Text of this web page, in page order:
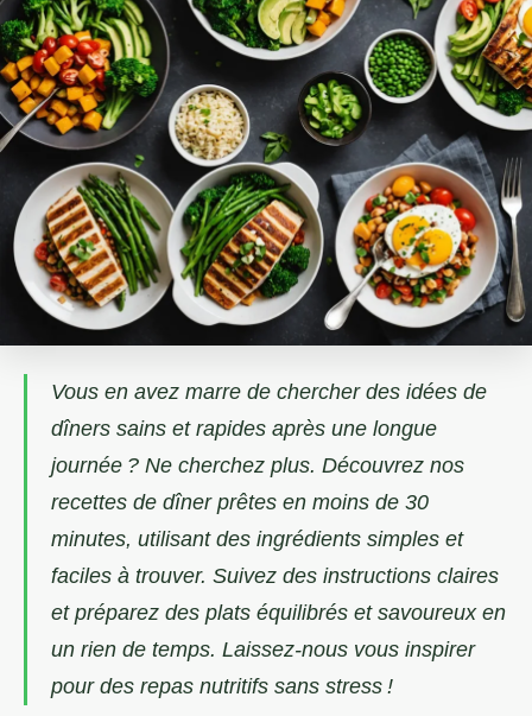
Vous en avez marre de chercher des idées de
dîners sains et rapides après une longue
journée ? Ne cherchez plus. Découvrez nos
recettes de dîner prêtes en moins de 30
minutes, utilisant des ingrédients simples et
faciles à trouver. Suivez des instructions claires
et préparez des plats équilibrés et savoureux en
un rien de temps. Laissez-nous vous inspirer
pour des repas nutritifs sans stress !